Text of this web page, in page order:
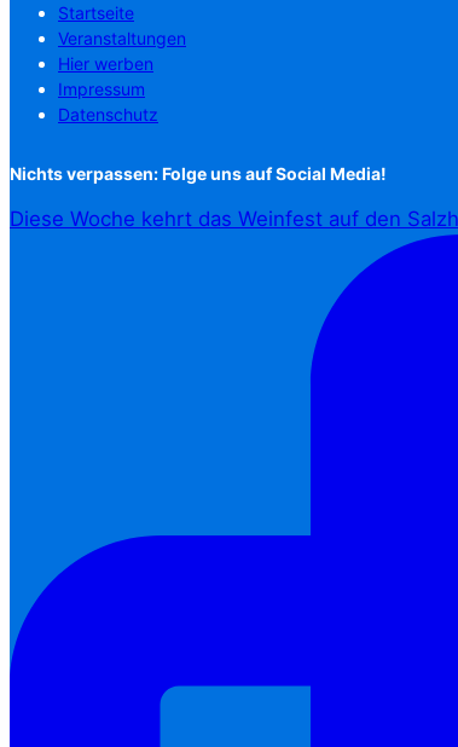
Startseite
Veranstaltungen
Hier werben
Impressum
Datenschutz
Nichts verpassen: Folge uns auf Social Media!
Diese Woche kehrt das Weinfest auf den